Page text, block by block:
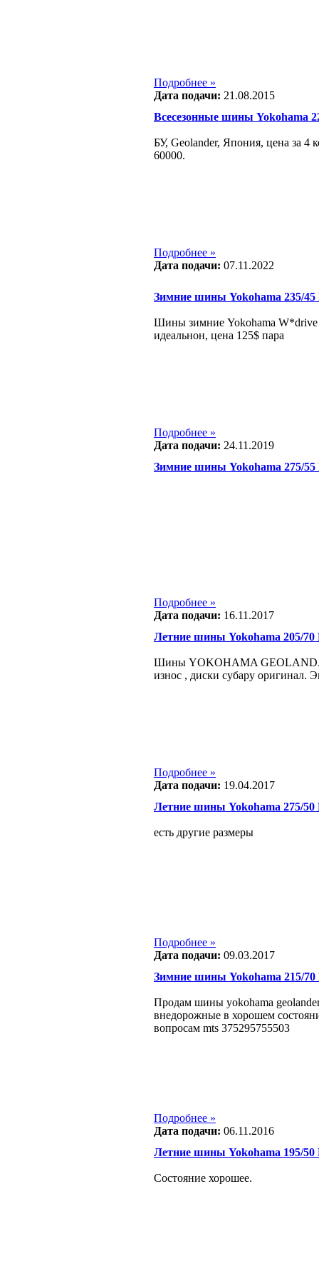
Подробнее »
Дата подачи: 21.08.2015
Всесезонные шины Yokohama
БУ, Geolander, Япония, цена за 4
60000.
Подробнее »
Дата подачи: 07.11.2022
Зимние шины Yokohama 235/45
Шины зимние Yokohama W*drive
идеальнон, цена 125$ пара
Подробнее »
Дата подачи: 24.11.2019
Зимние шины Yokohama 275/55
Подробнее »
Дата подачи: 16.11.2017
Летние шины Yokohama 205/70
Шины YOKOHAMA
износ , диски субару оригинал.
Подробнее »
Дата подачи: 19.04.2017
Летние шины Yokohama 275/50
есть другие размеры
Подробнее »
Дата подачи: 09.03.2017
Зимние шины Yokohama 215/70
Продам шины yokohama
внедорожные в хорошем
вопросам mts 375295755503
Подробнее »
Дата подачи: 06.11.2016
Летние шины Yokohama 195/50
Состояние хорошее.